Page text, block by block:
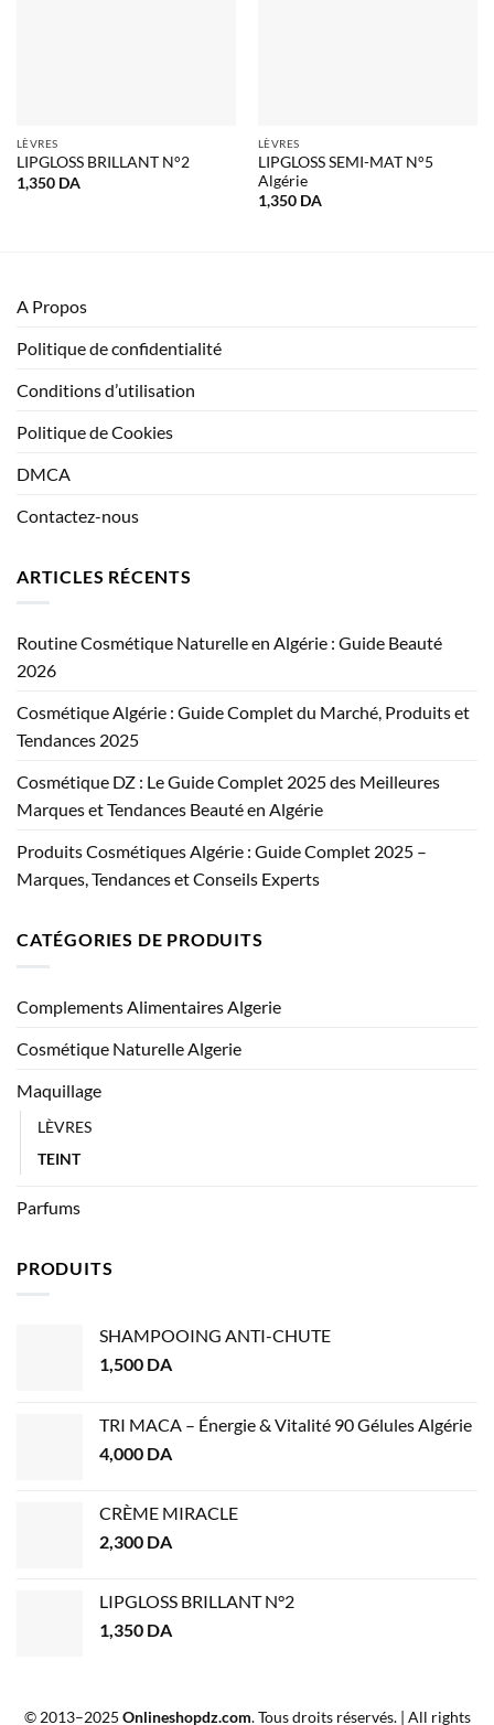
LÈVRES
LIPGLOSS BRILLANT N°2
1,350 DA
LÈVRES
LIPGLOSS SEMI-MAT N°5
Algérie
1,350 DA
A Propos
Politique de confidentialité
Conditions d’utilisation
Politique de Cookies
DMCA
Contactez-nous
ARTICLES RÉCENTS
Routine Cosmétique Naturelle en Algérie : Guide Beauté
2026
Cosmétique Algérie : Guide Complet du Marché, Produits et
Tendances 2025
Cosmétique DZ : Le Guide Complet 2025 des Meilleures
Marques et Tendances Beauté en Algérie
Produits Cosmétiques Algérie : Guide Complet 2025 –
Marques, Tendances et Conseils Experts
CATÉGORIES DE PRODUITS
Complements Alimentaires Algerie
Cosmétique Naturelle Algerie
Maquillage
LÈVRES
TEINT
Parfums
PRODUITS
SHAMPOOING ANTI-CHUTE
1,500 DA
TRI MACA – Énergie & Vitalité 90 Gélules Algérie
4,000 DA
CRÈME MIRACLE
2,300 DA
LIPGLOSS BRILLANT N°2
1,350 DA
© 2013–2025 Onlineshopdz.com. Tous droits réservés. | All rights